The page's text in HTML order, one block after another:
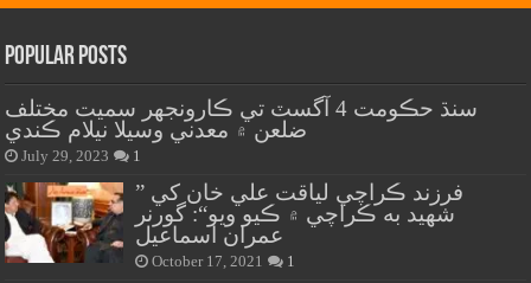
Popular Posts
سنڌ حڪومت 4 آگسٽ تي ڪارونجهر سميت مختلف
ضلعن ۾ معدني وسيلا نيلام ڪندي
July 29, 2023 1
” فرزند ڪراچي لياقت علي خان کي
شهيد به ڪراچي ۾ ڪيو ويو“: گورنر
عمران اسماعيل
October 17, 2021 1